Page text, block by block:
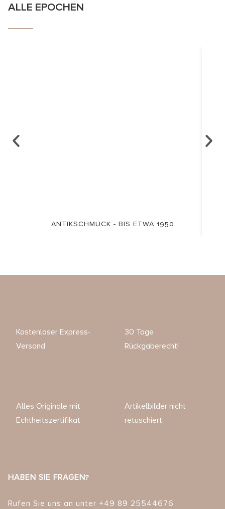
ALLE EPOCHEN
ANTIKSCHMUCK - BIS ETWA 1950
Kostenloser Express-
Versand
30 Tage
Rückgaberecht!
Alles Originale mit
Echtheitszertifikat
Artikelbilder nicht
retuschiert
HABEN SIE FRAGEN?
Rufen Sie uns an unter +49 89 25544676